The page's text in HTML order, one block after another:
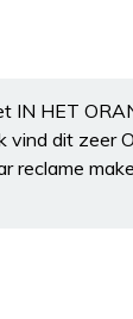
IN HET
vind dit zeer
reclame